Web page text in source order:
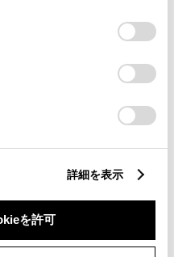
ー)が保存されることに同
ッキー)のオプトアウト、
るにあたっては、当社の
扱いについて
」をご覧くだ
詳細を表示
を許可